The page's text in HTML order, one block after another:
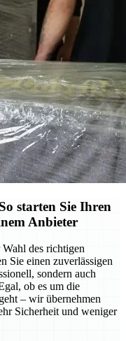
starten Sie Ihren
Anbieter
des richtigen
Sie einen zuverlässigen
sondern auch
ob es um die
– wir übernehmen
Sicherheit und weniger